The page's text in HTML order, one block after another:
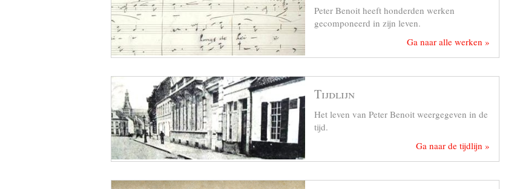
Peter Benoit heeft honderden werken
gecomponeerd in zijn leven.
Ga naar alle werken »
Tijdlijn
Het leven van Peter Benoit weergegeven in de
tijd.
Ga naar de tijdlijn »